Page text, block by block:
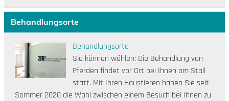
Behandlungsorte
Behandlungsorte
Sie können wählen: Die Behandlung von
Pferden findet vor Ort bei Ihnen am Stall
statt. Mit Ihren Haustieren haben Sie seit
Sommer 2020 die Wahl zwischen einem Besuch bei Ihnen zu